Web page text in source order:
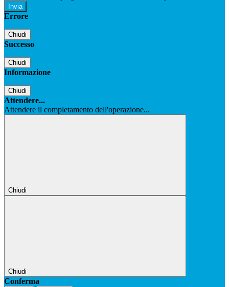
Errore
Chiudi
Successo
Chiudi
Informazione
Chiudi
Attendere...
Attendere il completamento dell'operazione...
Chiudi
Chiudi
Conferma